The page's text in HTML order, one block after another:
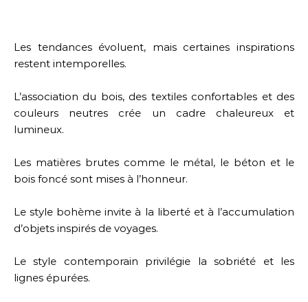
Les tendances évoluent, mais certaines inspirations
restent intemporelles.
L’association du bois, des textiles confortables et des
couleurs neutres crée un cadre chaleureux et
lumineux.
Les matières brutes comme le métal, le béton et le
bois foncé sont mises à l’honneur.
Le style bohème invite à la liberté et à l’accumulation
d’objets inspirés de voyages.
Le style contemporain privilégie la sobriété et les
lignes épurées.